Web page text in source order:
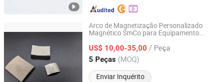
Arco de Magnetização Personalizado
Magnético SmCo para Equipamento
US$ 10,00-35,00 / Peça
5 Peças (MOQ)
Enviar Inquérito
Chengdu Ascend Magnetic Technology & Products Co.,
Sichuan, China Desde 2026